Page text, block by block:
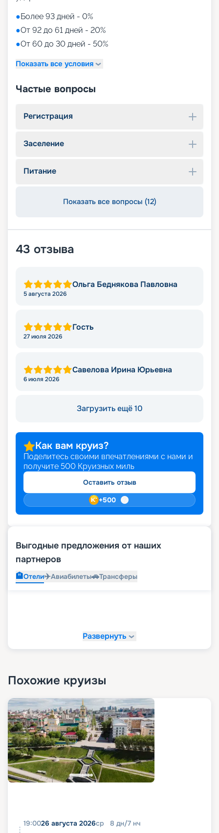
●Более 93 дней - 0%
●От 92 до 61 дней - 20%
●От 60 до 30 дней - 50%
Показать все условия
Частые вопросы
Регистрация
Заселение
Питание
Показать все вопросы (12)
43 отзыва
Ольга Беднякова Павловна
5 августа 2026
Гость
27 июля 2026
Савелова Ирина Юрьевна
6 июля 2026
Загрузить ещё 10
Как вам круиз?
Поделитесь своими впечатлениями с нами и
получите 500 Круизных миль
Оставить отзыв
+500
Выгодные предложения от наших
партнеров
🏨Отели✈️Авиабилеты🚗Трансферы
Развернуть
Похожие круизы
19:0026 августа 2026ср 8 дн/7 нч